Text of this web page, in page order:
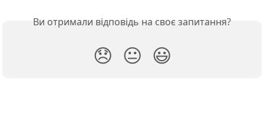
Ви отримали відповідь на своє запитання?
😞 😐 😃